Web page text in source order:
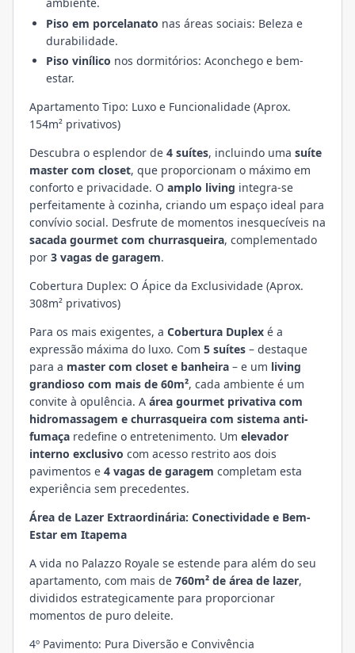
Piso em porcelanato nas áreas sociais: Beleza e
durabilidade.
Piso vinílico nos dormitórios: Aconchego e bem-
estar.
Apartamento Tipo: Luxo e Funcionalidade (Aprox.
154m² privativos)
Descubra o esplendor de 4 suítes, incluindo uma suíte
master com closet, que proporcionam o máximo em
conforto e privacidade. O amplo living integra-se
perfeitamente à cozinha, criando um espaço ideal para
convívio social. Desfrute de momentos inesquecíveis na
sacada gourmet com churrasqueira, complementado
por 3 vagas de garagem.
Cobertura Duplex: O Ápice da Exclusividade (Aprox.
308m² privativos)
Para os mais exigentes, a Cobertura Duplex é a
expressão máxima do luxo. Com 5 suítes – destaque
para a master com closet e banheira – e um living
grandioso com mais de 60m², cada ambiente é um
convite à opulência. A área gourmet privativa com
hidromassagem e churrasqueira com sistema anti-
fumaça redefine o entretenimento. Um elevador
interno exclusivo com acesso restrito aos dois
pavimentos e 4 vagas de garagem completam esta
experiência sem precedentes.
Área de Lazer Extraordinária: Conectividade e Bem-
Estar em Itapema
A vida no Palazzo Royale se estende para além do seu
apartamento, com mais de 760m² de área de lazer,
divididos estrategicamente para proporcionar
momentos de puro deleite.
4º Pavimento: Pura Diversão e Convivência